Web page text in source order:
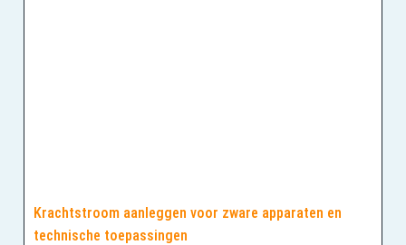
Krachtstroom aanleggen voor zware apparaten en
technische toepassingen